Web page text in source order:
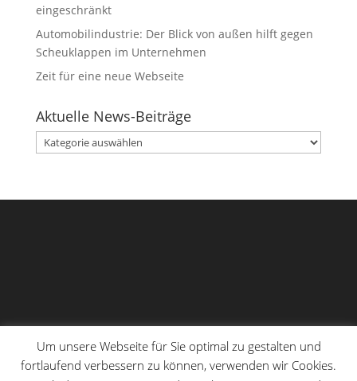
eingeschränkt
Automobilindustrie: Der Blick von außen hilft gegen
Scheuklappen im Unternehmen
Zeit für eine neue Webseite
Aktuelle News-Beiträge
Aktuelle
News-
Um unsere Webseite für Sie optimal zu gestalten und
fortlaufend verbessern zu können, verwenden wir Cookies.